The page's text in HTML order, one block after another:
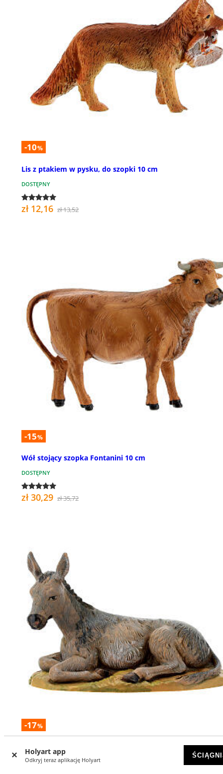
Holyart app
Odkryj teraz aplikację Holyart
-10%
Lis z ptakiem w pysku, do szopki 10 cm
DOSTĘPNY
zł 12,16 zł 13,52
-15%
Wół stojący szopka Fontanini 10 cm
DOSTĘPNY
zł 30,29 zł 35,72
-17%
Osioł 19 cm Fontanini
DOSTĘPNY